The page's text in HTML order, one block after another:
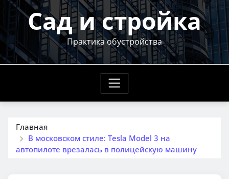
Сад и стройка
Практика обустройства
Главная
В московском стиле: Tesla Model 3 на
автопилоте врезалась в полицейскую машину